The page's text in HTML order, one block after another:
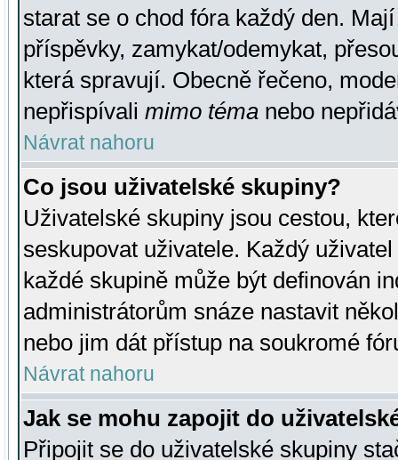
starat se o chod fóra každý den.
příspěvky, zamykat/odemykat,
která spravují. Obecně řečeno,
nepřispívali mimo téma nebo
Návrat nahoru
Co jsou uživatelské skupiny?
Uživatelské skupiny jsou cestou,
seskupovat uživatele. Každý
každé skupině může být definován
administrátorům snáze nastavit
nebo jim dát přístup na soukromé
Návrat nahoru
Jak se mohu zapojit do
Připojit se do uživatelské skupiny